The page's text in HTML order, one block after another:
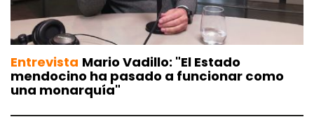
Entrevista Mario Vadillo: "El Estado
mendocino ha pasado a funcionar como
una monarquía"